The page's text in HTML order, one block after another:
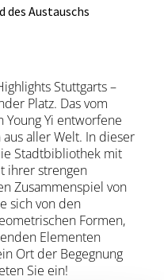
des Austauschs
Stuttgarts –
Platz. Das vom
Young Yi entworfene
aller Welt. In dieser
Stadtbibliothek mit
ihrer strengen
Zusammenspiel von
sich von den
Formen,
Elementen
Ort der Begegnung
Sie ein!